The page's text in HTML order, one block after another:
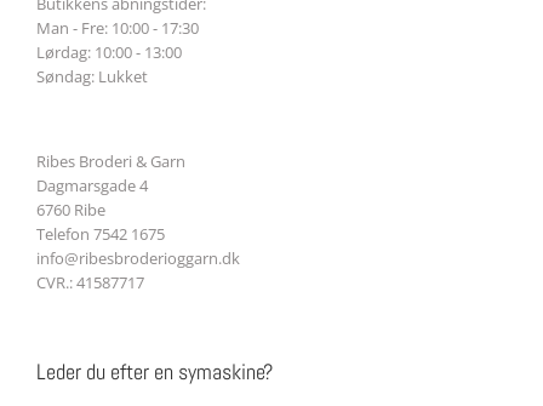
Man - Fre: 10:00 - 17:30
Lørdag: 10:00 - 13:00
Søndag: Lukket
Ribes Broderi & Garn
Dagmarsgade 4
6760 Ribe
Telefon 7542 1675
info@ribesbroderioggarn.dk
CVR.: 41587717
Leder du efter en symaskine?